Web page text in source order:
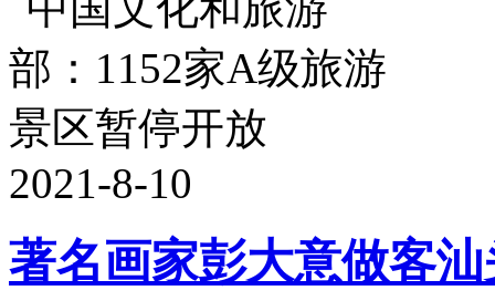
2021-8-10
著名画家彭大意做客